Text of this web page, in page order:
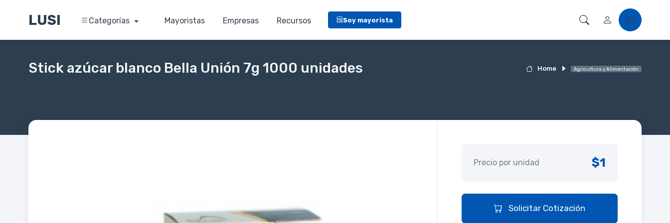
LUSI Categorías Mayoristas Empresas Recursos Soy mayorista
Home Agricultura y Alimentación
Stick azúcar blanco Bella Unión 7g 1000 unidades
Precio por unidad $1
Solicitar Cotización